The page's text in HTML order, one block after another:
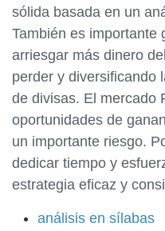
sólida basada en un
También es importante
arriesgar más dinero
perder y diversificando
de divisas. El mercado
oportunidades de
un importante riesgo.
dedicar tiempo y
estrategia eficaz y
análisis en sílabas